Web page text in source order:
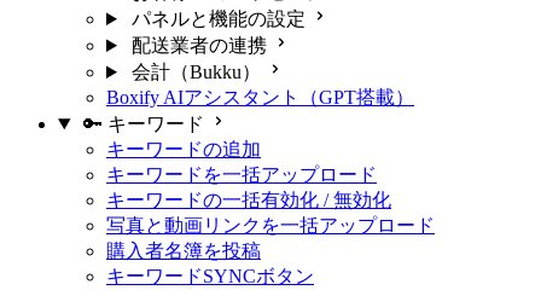
パネルと機能の設定
配送業者の連携
会計（Bukku）
Boxify AIアシスタント（GPT搭載）
🔑 キーワード
キーワードの追加
キーワードを一括アップロード
キーワードの一括有効化 / 無効化
写真と動画リンクを一括アップロード
購入者名簿を投稿
キーワードSYNCボタン